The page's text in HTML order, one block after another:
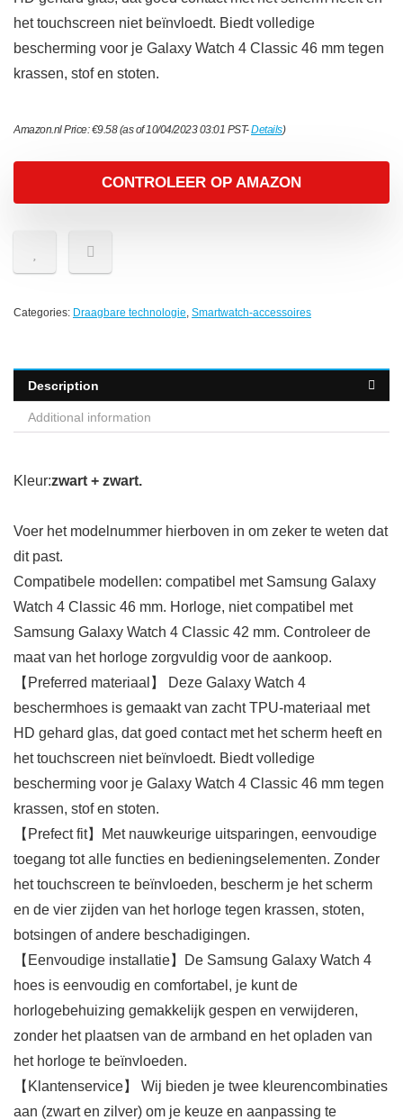
het touchscreen niet beïnvloedt. Biedt volledige
bescherming voor je Galaxy Watch 4 Classic 46 mm tegen
krassen, stof en stoten.
Amazon.nl Price:€9.58(as of 10/04/2023 03:01 PST-Details)
CONTROLEER OP AMAZON
Categories: Draagbare technologie, Smartwatch-accessoires
Description
Additional information
Kleur:zwart + zwart.
Voer het modelnummer hierboven in om zeker te weten dat
dit past.
Compatibele modellen: compatibel met Samsung Galaxy
Watch 4 Classic 46 mm. Horloge, niet compatibel met
Samsung Galaxy Watch 4 Classic 42 mm. Controleer de
maat van het horloge zorgvuldig voor de aankoop.
【Preferred materiaal】 Deze Galaxy Watch 4
beschermhoes is gemaakt van zacht TPU-materiaal met
HD gehard glas, dat goed contact met het scherm heeft en
het touchscreen niet beïnvloedt. Biedt volledige
bescherming voor je Galaxy Watch 4 Classic 46 mm tegen
krassen, stof en stoten.
【Prefect fit】Met nauwkeurige uitsparingen, eenvoudige
toegang tot alle functies en bedieningselementen. Zonder
het touchscreen te beïnvloeden, bescherm je het scherm
en de vier zijden van het horloge tegen krassen, stoten,
botsingen of andere beschadigingen.
【Eenvoudige installatie】De Samsung Galaxy Watch 4
hoes is eenvoudig en comfortabel, je kunt de
horlogebehuizing gemakkelijk gespen en verwijderen,
zonder het plaatsen van de armband en het opladen van
het horloge te beïnvloeden.
【Klantenservice】 Wij bieden je twee kleurencombinaties
aan (zwart en zilver) om je keuze en aanpassing te